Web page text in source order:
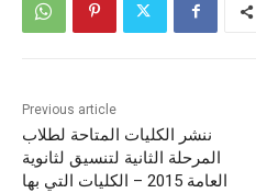
Previous article
ننشر الكليات المتاحة لطلاب
المرحلة الثانية لتنسيق لثانوية
العامة 2015 – الكليات التي بها